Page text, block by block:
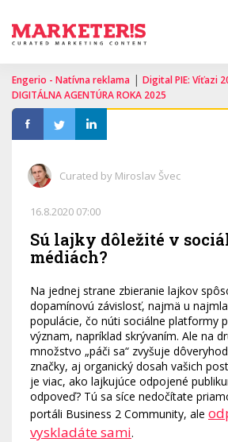
Engerio - Natívna reklama | Digital PIE: Víťazi
DIGITÁLNA AGENTÚRA ROKA 2025
Curated by Miroslav Švec
16.8.2020 07:00
Sú lajky dôležité v
médiách?
Na jednej strane zbieranie lajkov
dopamínovú závislosť, najmä u
populácie, čo núti sociálne platformy
význam, napríklad skrývaním. Ale na
množstvo „páči sa“ zvyšuje
značky, aj organický dosah vašich
je viac, ako lajkujúce odpojené
odpoveď? Tú sa síce nedočítate
portáli Business 2 Community, ale
vyskladáte sami.